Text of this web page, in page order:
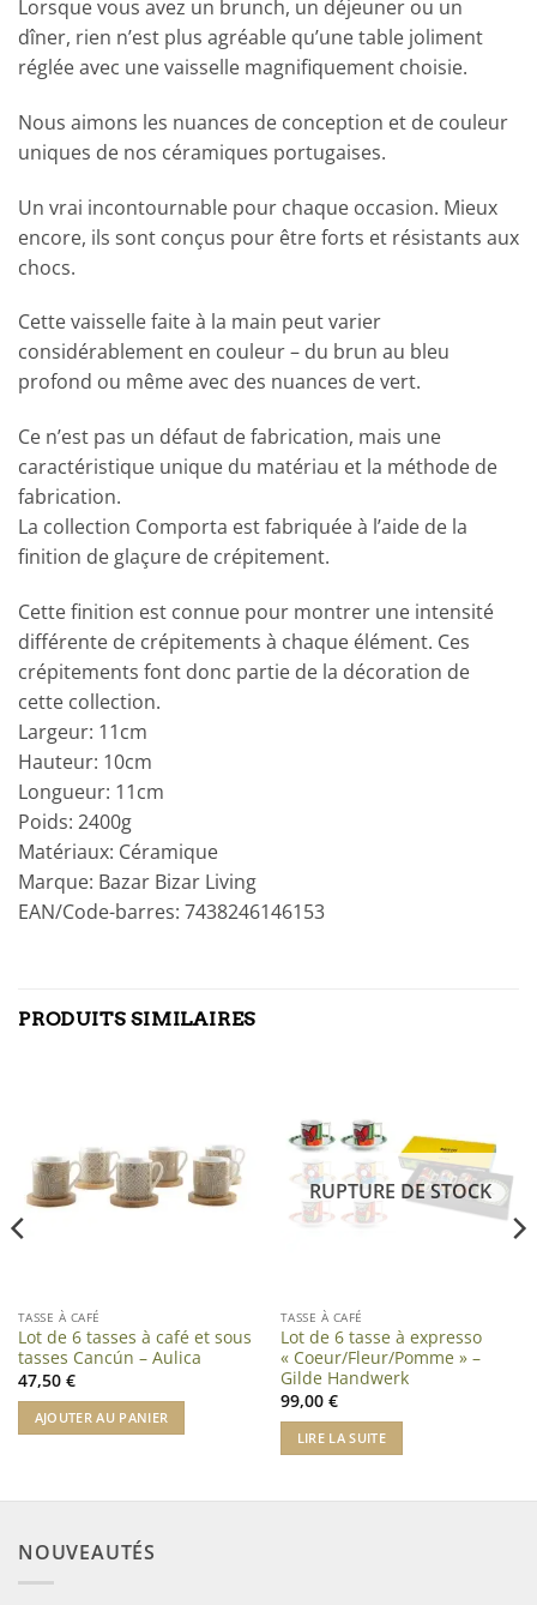
Lorsque vous avez un brunch, un déjeuner ou un
dîner, rien n’est plus agréable qu’une table joliment
réglée avec une vaisselle magnifiquement choisie.
Nous aimons les nuances de conception et de couleur
uniques de nos céramiques portugaises.
Un vrai incontournable pour chaque occasion. Mieux
encore, ils sont conçus pour être forts et résistants aux
chocs.
Cette vaisselle faite à la main peut varier
considérablement en couleur – du brun au bleu
profond ou même avec des nuances de vert.
Ce n’est pas un défaut de fabrication, mais une
caractéristique unique du matériau et la méthode de
fabrication.
La collection Comporta est fabriquée à l’aide de la
finition de glaçure de crépitement.
Cette finition est connue pour montrer une intensité
différente de crépitements à chaque élément. Ces
crépitements font donc partie de la décoration de
cette collection.
Largeur: 11cm
Hauteur: 10cm
Longueur: 11cm
Poids: 2400g
Matériaux: Céramique
Marque: Bazar Bizar Living
EAN/Code-barres: 7438246146153
PRODUITS SIMILAIRES
TASSE À CAFÉ
Lot de 6 tasses à café et sous
tasses Cancún – Aulica
47,50 €
AJOUTER AU PANIER
RUPTURE DE STOCK
TASSE À CAFÉ
Lot de 6 tasse à expresso
« Coeur/Fleur/Pomme » –
Gilde Handwerk
99,00 €
LIRE LA SUITE
NOUVEAUTÉS